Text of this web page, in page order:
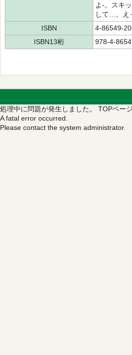
よ-。スキ
して…。え
ISBN
4-86549-
ISBN13桁
978-4-
処理中に問題が発生しました。 TOPペー
A fatal error occurred.
Please contact the system administrator.